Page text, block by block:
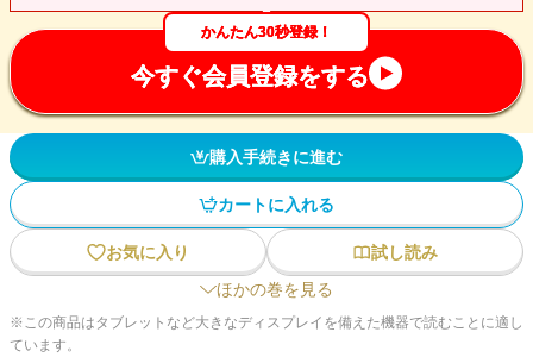
かんたん30秒登録！
今すぐ会員登録をする
購入手続きに進む
カートに入れる
お気に入り
試し読み
ほかの巻を見る
※この商品はタブレットなど大きなディスプレイを備えた機器で読むことに適し
ています。